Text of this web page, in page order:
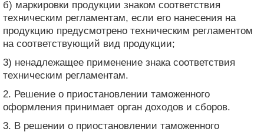
б) маркировки продукции знаком соответствия
техническим регламентам, если его нанесения на
продукцию предусмотрено техническим регламентом
на соответствующий вид продукции;
3) ненадлежащее применение знака соответствия
техническим регламентам.
2. Решение о приостановлении таможенного
оформления принимает орган доходов и сборов.
3. В решении о приостановлении таможенного